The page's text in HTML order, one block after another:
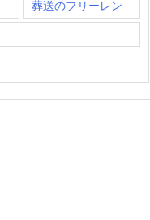
葬送のフリーレン